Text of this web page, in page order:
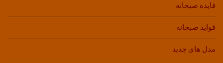
فایده صبحانه
فواید صبحانه
مدل های جدید